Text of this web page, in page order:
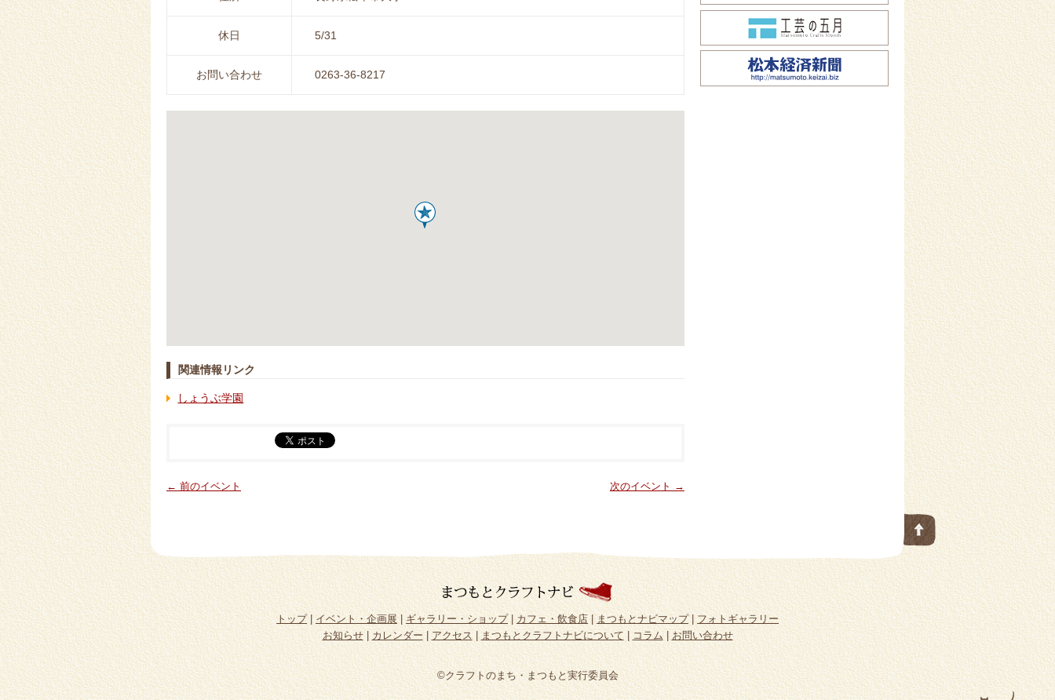
休日 5/31
お問い合わせ 0263-36-8217
関連情報リンク
しょうぶ学園
← 前のイベント 次のイベント →
トップ| イベント・企画展|ギャラリー・ショップ|カフェ・飲食店 |まつもとナビマップ|フォトギャラリー
お知らせ| カレンダー| アクセス| まつもとクラフトナビについて |コラム| お問い合わせ
©クラフトのまち・まつもと実行委員会